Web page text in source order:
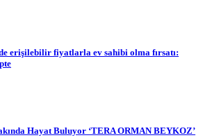
erişilebilir fiyatlarla ev sahibi olma fırsatı:
Hayat Buluyor ‘TERA ORMAN BEYKOZ’